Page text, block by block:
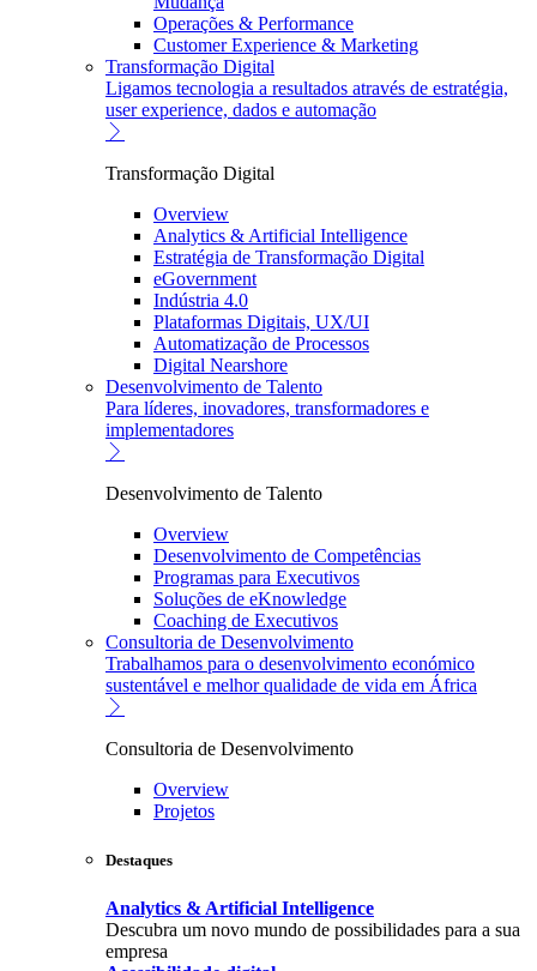
Operações & Performance
Customer Experience & Marketing
Transformação Digital
Ligamos tecnologia a resultados através de estratégia,
user experience, dados e automação
Transformação Digital
Overview
Analytics & Artificial Intelligence
Estratégia de Transformação Digital
eGovernment
Indústria 4.0
Plataformas Digitais, UX/UI
Automatização de Processos
Digital Nearshore
Desenvolvimento de Talento
Para líderes, inovadores, transformadores e
implementadores
Desenvolvimento de Talento
Overview
Desenvolvimento de Competências
Programas para Executivos
Soluções de eKnowledge
Coaching de Executivos
Consultoria de Desenvolvimento
Trabalhamos para o desenvolvimento económico
sustentável e melhor qualidade de vida em África
Consultoria de Desenvolvimento
Overview
Projetos
Destaques
Analytics & Artificial Intelligence
Descubra um novo mundo de possibilidades para a sua
empresa